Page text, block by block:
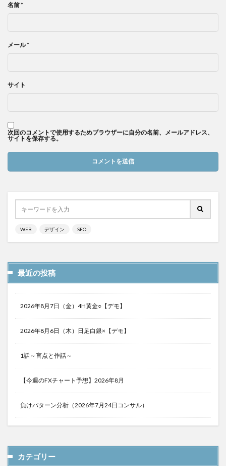
名前*
メール*
サイト
次回のコメントで使用するためブラウザーに自分の名前、メールアドレス、
サイトを保存する。
WEB デザイン SEO
最近の投稿
2026年8月7日（金）4H黄金○【デモ】
2026年8月6日（木）日足白銀×【デモ】
1話～盲点と作話～
【今週のFXチャート予想】2026年8月
負けパターン分析（2026年7月24日コンサル）
カテゴリー